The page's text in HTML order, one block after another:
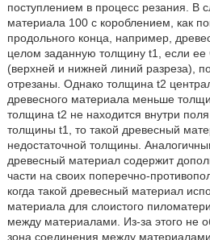
поступлением в процесс резания. В
материала 100 с короблением, как
продольного конца, например,
целом заданную толщину t1, если ее
(верхней и нижней линий разреза),
отрезаны. Однако толщина t2
древесного материала меньше
толщина t2 не находится внутри
толщины t1, то такой древесный
недостаточной толщины.
древесный материал содержит
части на своих поперечно-
когда такой древесный материал
материала для слоистого
между материалами. Из-за этого не
зона соединения между